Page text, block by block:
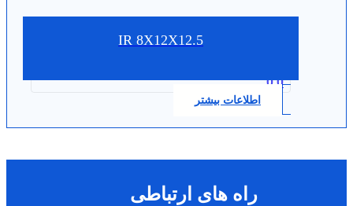
IR 8X12X12.5
0.0
اطلاعات بیشتر
راه های ارتباطی